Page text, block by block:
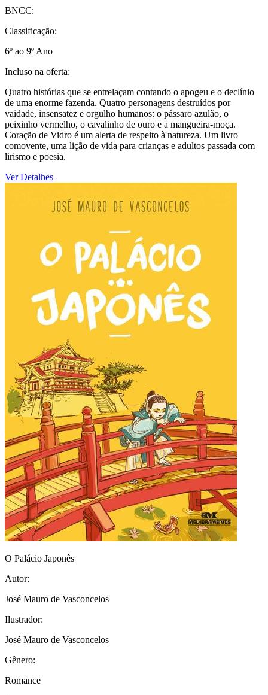
BNCC:
Classificação:
6º ao 9º Ano
Incluso na oferta:
Quatro histórias que se entrelaçam contando o apogeu e o declínio
de uma enorme fazenda. Quatro personagens destruídos por
vaidade, insensatez e orgulho humanos: o pássaro azulão, o
peixinho vermelho, o cavalinho de ouro e a mangueira-moça.
Coração de Vidro é um alerta de respeito à natureza. Um livro
comovente, uma lição de vida para crianças e adultos passada com
lirismo e poesia.
Ver Detalhes
O Palácio Japonês
Autor:
José Mauro de Vasconcelos
Ilustrador:
José Mauro de Vasconcelos
Gênero:
Romance